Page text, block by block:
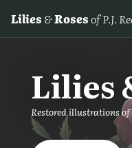
Lilies &Rosesof P.J.
Lilies
Restored illustrations of